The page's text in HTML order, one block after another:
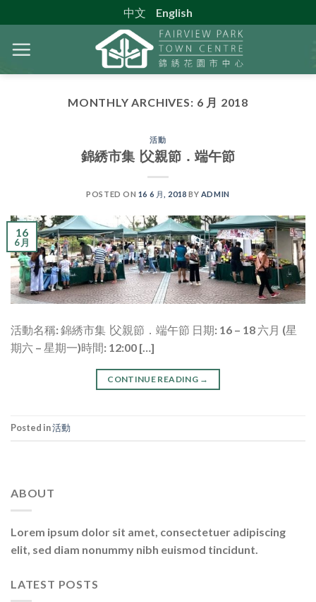
to
content
中文 English
MONTHLY ARCHIVES: 6 月 2018
活動
錦綉市集 ∣父親節．端午節
POSTED ON 16 6 月, 2018 BY ADMIN
16
6 月
活動名稱: 錦綉市集 ∣父親節．端午節 日期: 16 – 18 六月 (星
期六 – 星期一)時間: 12:00 […]
CONTINUE READING →
Posted in活動
ABOUT
Lorem ipsum dolor sit amet, consectetuer adipiscing
elit, sed diam nonummy nibh euismod tincidunt.
LATEST POSTS